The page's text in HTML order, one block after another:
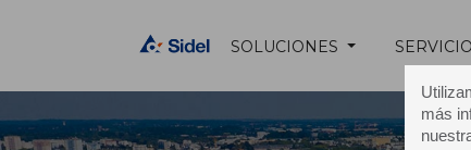
más
SOLUCIONES